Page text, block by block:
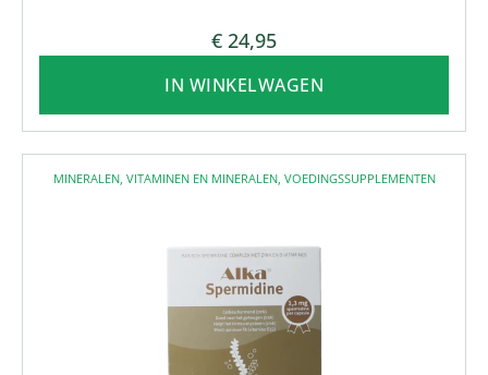
€ 24,95
IN WINKELWAGEN
MINERALEN, VITAMINEN EN MINERALEN, VOEDINGSSUPPLEMENTEN